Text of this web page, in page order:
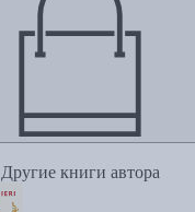
Другие книги автора